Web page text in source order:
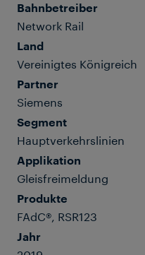
Bahnbetreiber
Network Rail
Land
Vereinigtes Königreich
Partner
Siemens
Segment
Hauptverkehrslinien
Applikation
Gleisfreimeldung
Produkte
FAdC®, RSR123
Jahr